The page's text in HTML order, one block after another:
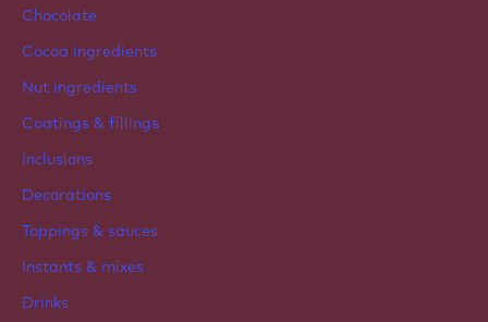
Chocolate
Cocoa ingredients
Nut ingredients
Coatings & fillings
Inclusions
Decorations
Toppings & sauces
Instants & mixes
Drinks